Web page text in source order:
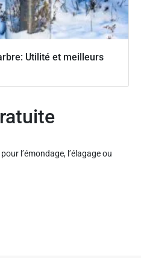
Utilité et meilleurs
l’émondage, l’élagage ou